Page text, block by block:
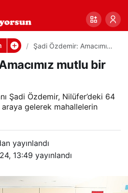
Şadi Özdemir: Amacımız
mutlu bir
Şadi Özdemir, Nilüfer’deki 64
gelerek mahallelerin
yayınlandı
13:49 yayınlandı
Paylaş